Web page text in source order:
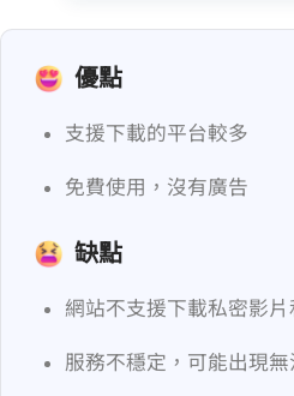
優點
支援下載的平台較多
免費使用，沒有廣告
缺點
網站不支援下載私密影片和
服務不穩定，可能出現